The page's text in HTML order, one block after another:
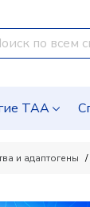
ТАА
и адаптогены